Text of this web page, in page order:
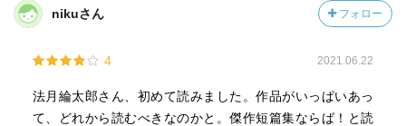
nikuさん フォロー
4 2021.06.22
法月綸太郎さん、初めて読みました。作品がいっぱいあっ
て、どれから読むべきなのかと。傑作短篇集ならば！と読